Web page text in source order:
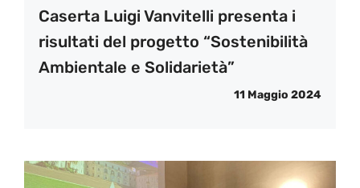
Caserta Luigi Vanvitelli presenta i
risultati del progetto “Sostenibilità
Ambientale e Solidarietà”
11 Maggio 2024